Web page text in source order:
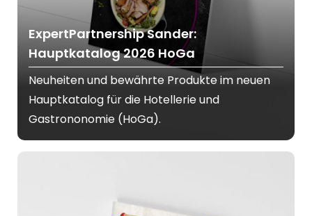
ExpertPartnership Sander:
Hauptkatalog 2026 HoGa
Neuheiten und bewährte Produkte im neuen
Hauptkatalog für die Hotellerie und
Gastrononomie (HoGa).